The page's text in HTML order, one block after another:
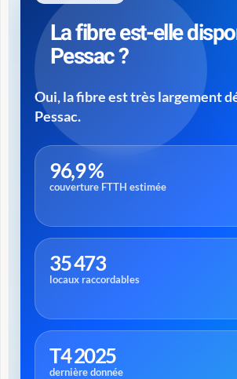
La fibre est-elle
Pessac ?
Oui, la fibre est très largement
Pessac.
96,9 %
couverture FTTH estimée
35 473
locaux raccordables
T4 2025
dernière donnée